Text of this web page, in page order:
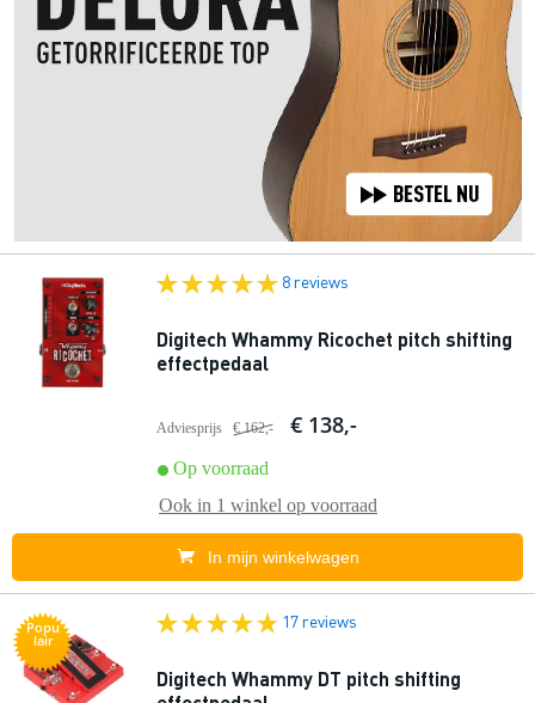
8 reviews
Digitech Whammy Ricochet pitch shifting
effectpedaal
Adviesprijs € 162,- € 138,-
Op voorraad
Ook in 1 winkel op voorraad
In mijn winkelwagen
Popu
lair
17 reviews
Digitech Whammy DT pitch shifting